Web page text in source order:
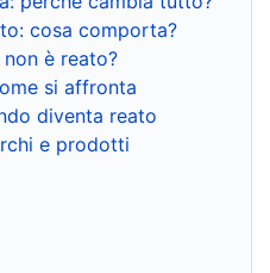
cosa comporta?
è reato?
si affronta
diventa reato
e prodotti